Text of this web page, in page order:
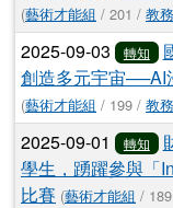
(藝術才能組 / 201 / 教
2025-09-03 轉知
創造多元宇宙──AI
(藝術才能組 / 199 / 教
2025-09-01 轉知
學生，踴躍參與「
比賽 (藝術才能組 /